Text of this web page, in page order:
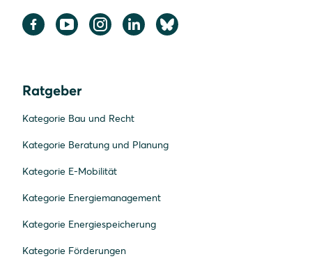
Ratgeber
Kategorie Bau und Recht
Kategorie Beratung und Planung
Kategorie E-Mobilität
Kategorie Energiemanagement
Kategorie Energiespeicherung
Kategorie Förderungen